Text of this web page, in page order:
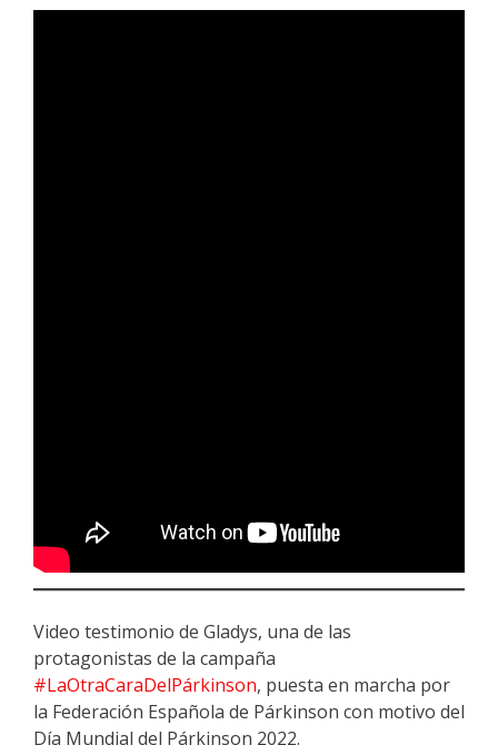
Video testimonio de Gladys, una de las
protagonistas de la campaña
#LaOtraCaraDelPárkinson, puesta en marcha por
la Federación Española de Párkinson con motivo del
Día Mundial del Párkinson 2022.